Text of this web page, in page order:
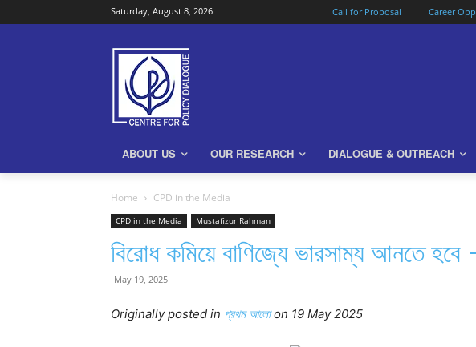
Saturday, August 8, 2026 Call for Proposal Career
ABOUT US OUR RESEARCH DIALOGUE & OUTREACH
Home CPD in the Media
CPD in the Media Mustafizur Rahman
বিরোধ কমিয়ে বাণিজ্যে ভারসাম্য আনতে
May 19, 2025
Originally posted in প্রথম আলোon 19 May 2025